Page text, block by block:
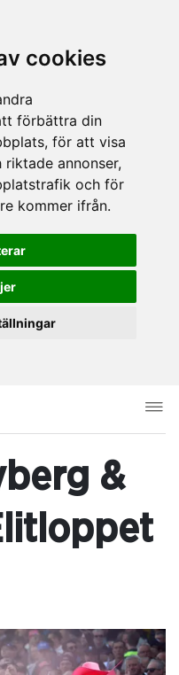
cookies
förbättra din
för att visa
annonser,
och för
kommer ifrån.
&